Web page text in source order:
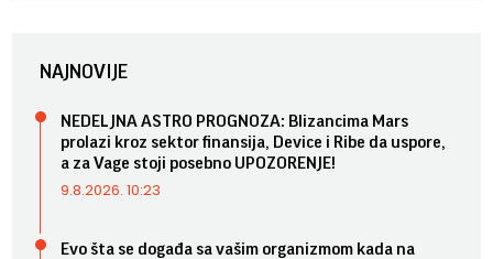
NAJNOVIJE
NEDELJNA ASTRO PROGNOZA: Blizancima Mars
prolazi kroz sektor finansija, Device i Ribe da uspore,
a za Vage stoji posebno UPOZORENJE!
9.8.2026. 10:23
Evo šta se događa sa vašim organizmom kada na